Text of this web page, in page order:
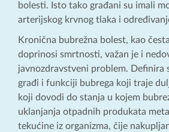
bolesti. Isto tako građani su imali
arterijskog krvnog tlaka i
Kronična bubrežna bolest, kao
doprinosi smrtnosti, važan je i
javnozdravstveni problem. Definira
građi i funkciji bubrega koji traje
koji dovodi do stanja u kojem
uklanjanja otpadnih produkata
tekućine iz organizma, čije